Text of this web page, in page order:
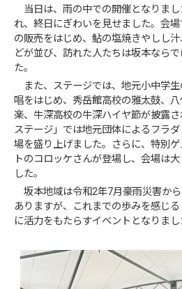
当日は、雨の中での開催となりま
れ、終日にぎわいを見せました。会
の販売をはじめ、鮎の塩焼きやしし
どが並び、訪れた人たちは坂本なら
た。
また、ステージでは、地元小中学
唱をはじめ、秀岳館高校の雅太鼓、
楽、牛深高校の牛深ハイヤ節が披露
ステージ」では地元団体によるフラ
場を盛り上げました。さらに、特別
トのコロッケさんが登場し、会場は
した。
坂本地域は令和2年7月豪雨災害か
ありますが、これまでの歩みを感じ
に活力をもたらすイベントとなりまし